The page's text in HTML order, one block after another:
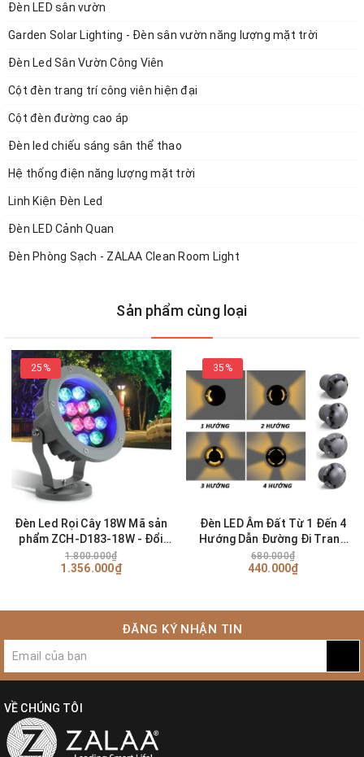
Đèn LED sân vườn
Garden Solar Lighting - Đèn sân vườn năng lượng mặt trời
Đèn Led Sân Vườn Công Viên
Cột đèn trang trí công viên hiện đại
Cột đèn đường cao áp
Đèn led chiếu sáng sân thể thao
Hệ thống điện năng lượng mặt trời
Linh Kiện Đèn Led
Đèn LED Cảnh Quan
Đèn Phòng Sạch - ZALAA Clean Room Light
Sản phẩm cùng loại
25%
Đèn Led Rọi Cây 18W Mã sản
phẩm ZCH-D183-18W - Đổi
màu
1.800.000₫
1.356.000₫
35%
Đèn LED Âm Đất Từ 1 Đến 4
Hướng Dẫn Đường Đi Trang
Trí Cảnh Quan Ngoài Trời
680.000₫
440.000₫
ĐĂNG KÝ NHẬN TIN
VỀ CHÚNG TÔI